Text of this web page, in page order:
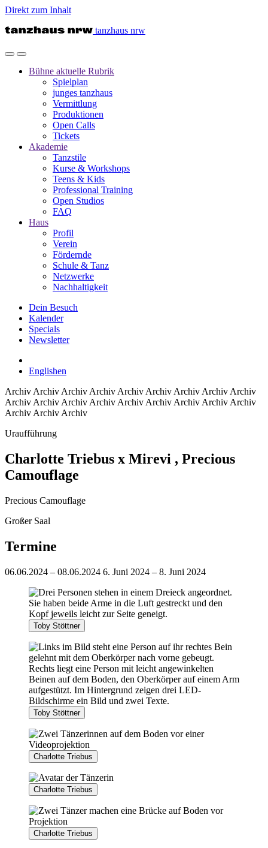
Direkt zum Inhalt
tanzhaus nrw
Bühne aktuelle Rubrik
Spielplan
junges tanzhaus
Vermittlung
Produktionen
Open Calls
Tickets
Akademie
Tanzstile
Kurse & Workshops
Teens & Kids
Professional Training
Open Studios
FAQ
Haus
Profil
Verein
Fördernde
Schule & Tanz
Netzwerke
Nachhaltigkeit
Dein Besuch
Kalender
Specials
Newsletter
Englishen
Archiv Archiv Archiv Archiv Archiv Archiv Archiv Archiv Archiv
Archiv Archiv Archiv Archiv Archiv Archiv Archiv Archiv Archiv
Archiv Archiv Archiv
Uraufführung
Charlotte Triebus x Mirevi , Precious
Camouflage
Precious Camouflage
Großer Saal
Termine
06.06.2024 – 08.06.2024 6. Juni 2024 – 8. Juni 2024
Toby Stöttner
Toby Stöttner
Charlotte Triebus
Charlotte Triebus
Charlotte Triebus